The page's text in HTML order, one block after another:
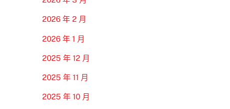
2026 年 2 月
2026 年 1 月
2025 年 12 月
2025 年 11 月
2025 年 10 月